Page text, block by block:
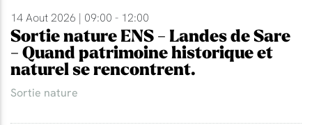
14 Aout 2026 | 09:00 - 12:00
Sortie nature ENS - Landes de Sare
- Quand patrimoine historique et
naturel se rencontrent.
Sortie nature